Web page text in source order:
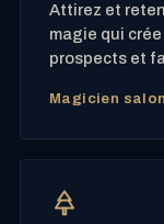
Attirez et
magie qui
prospects et
Magicien